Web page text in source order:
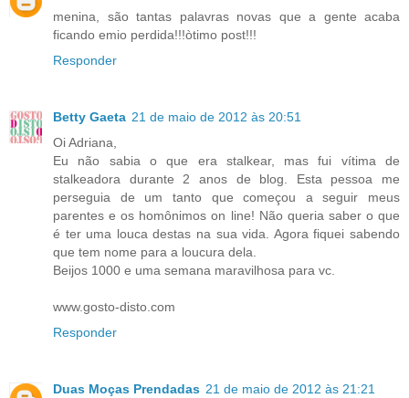
menina, são tantas palavras novas que a gente acaba
ficando emio perdida!!!òtimo post!!!
Responder
Betty Gaeta 21 de maio de 2012 às 20:51
Oi Adriana,
Eu não sabia o que era stalkear, mas fui vítima de
stalkeadora durante 2 anos de blog. Esta pessoa me
perseguia de um tanto que começou a seguir meus
parentes e os homônimos on line! Não queria saber o que
é ter uma louca destas na sua vida. Agora fiquei sabendo
que tem nome para a loucura dela.
Beijos 1000 e uma semana maravilhosa para vc.
www.gosto-disto.com
Responder
Duas Moças Prendadas 21 de maio de 2012 às 21:21